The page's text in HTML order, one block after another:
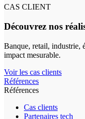
CAS CLIENT
Découvrez nos
Banque, retail, industrie,
impact mesurable.
Voir les cas clients
Références
Références
Cas clients
Partenaires tech